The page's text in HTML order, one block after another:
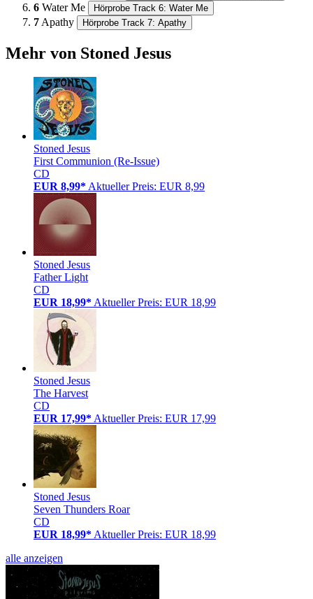
6 Water Me Hörprobe Track 6: Water Me
7 Apathy Hörprobe Track 7: Apathy
Mehr von Stoned Jesus
Stoned Jesus
First Communion (Re-Issue)
CD
EUR 8,99* Aktueller Preis: EUR 8,99
Stoned Jesus
Father Light
CD
EUR 18,99* Aktueller Preis: EUR 18,99
Stoned Jesus
The Harvest
CD
EUR 17,99* Aktueller Preis: EUR 17,99
Stoned Jesus
Seven Thunders Roar
CD
EUR 18,99* Aktueller Preis: EUR 18,99
alle anzeigen